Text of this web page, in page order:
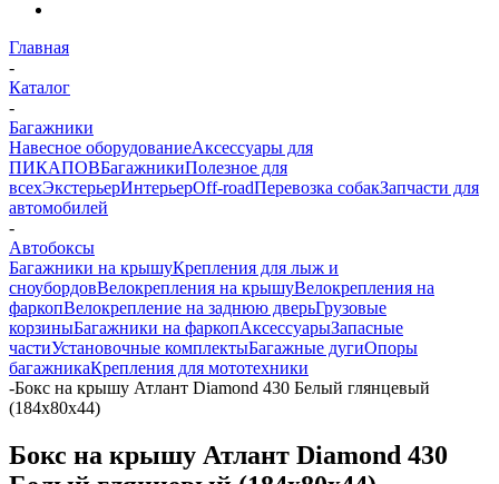
Главная
-
Каталог
-
Багажники
Навесное оборудованиеАксессуары для
ПИКАПОВБагажникиПолезное для
всехЭкстерьерИнтерьерOff-roadПеревозка собакЗапчасти для
автомобилей
-
Автобоксы
Багажники на крышуКрепления для лыж и
сноубордовВелокрепления на крышуВелокрепления на
фаркопВелокрепление на заднюю дверьГрузовые
корзиныБагажники на фаркопАксессуарыЗапасные
частиУстановочные комплектыБагажные дугиОпоры
багажникаКрепления для мототехники
-Бокс на крышу Атлант Diamond 430 Белый глянцевый
(184х80х44)
Бокс на крышу Атлант Diamond 430